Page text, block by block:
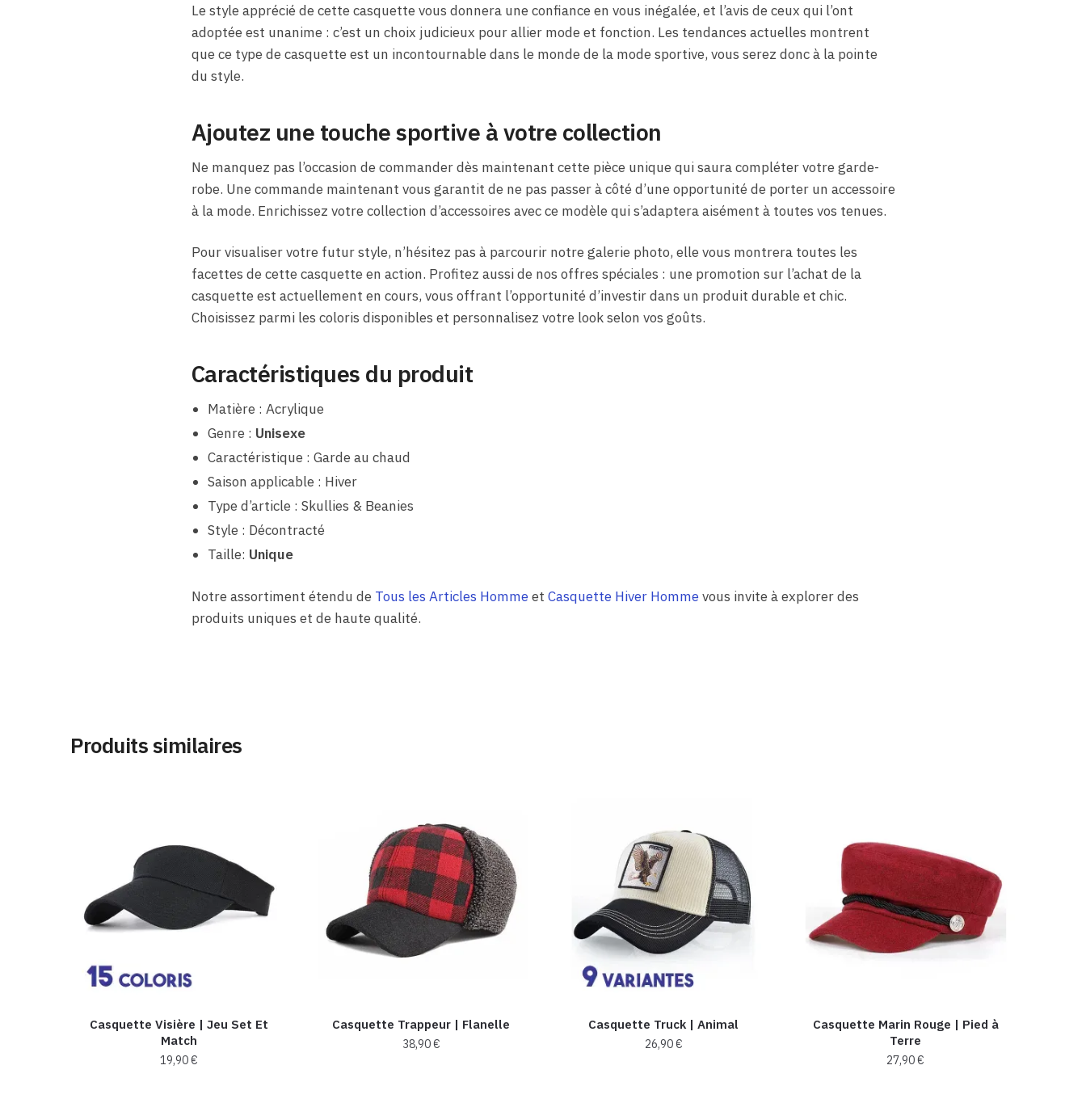
Le style apprécié de cette casquette vous donnera une confiance en vous inégalée, et l’avis de ceux qui l’ont
adoptée est unanime : c’est un choix judicieux pour allier mode et fonction. Les tendances actuelles montrent
que ce type de casquette est un incontournable dans le monde de la mode sportive, vous serez donc à la pointe
du style.
Ajoutez une touche sportive à votre collection
Ne manquez pas l’occasion de commander dès maintenant cette pièce unique qui saura compléter votre garde-
robe. Une commande maintenant vous garantit de ne pas passer à côté d’une opportunité de porter un accessoire
à la mode. Enrichissez votre collection d’accessoires avec ce modèle qui s’adaptera aisément à toutes vos tenues.
Pour visualiser votre futur style, n’hésitez pas à parcourir notre galerie photo, elle vous montrera toutes les
facettes de cette casquette en action. Profitez aussi de nos offres spéciales : une promotion sur l’achat de la
casquette est actuellement en cours, vous offrant l’opportunité d’investir dans un produit durable et chic.
Choisissez parmi les coloris disponibles et personnalisez votre look selon vos goûts.
Caractéristiques du produit
Matière : Acrylique
Genre : Unisexe
Caractéristique : Garde au chaud
Saison applicable : Hiver
Type d’article : Skullies & Beanies
Style : Décontracté
Taille: Unique
Notre assortiment étendu de Tous les Articles Hommeet Casquette Hiver Hommevous invite à explorer des
produits uniques et de haute qualité.
Produits similaires
Casquette Visière | Jeu Set Et
Match
19,90€
Casquette Trappeur | Flanelle
38,90€
Casquette Truck | Animal
26,90€
Casquette Marin Rouge | Pied à
Terre
27,90€